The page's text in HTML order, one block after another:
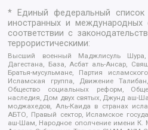
* Единый федеральный список
иностранных и международных
соответствии с
террористическими:
Высший военный Маджлисуль
Дагестана, База, Асбат аль-Ансар,
Братья-мусульмане, Партия
Исламская группа, Движение
Общество социальных реформ,
наследия, Дом двух святых, Джунд аш-
моджахедов, Аль-Каида в странах
АБТО, Правый сектор, Исламское
аш-Шам, Народное ополчение имени К.